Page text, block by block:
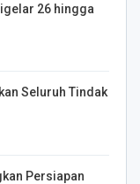
26 hingga
Seluruh Tindak
Persiapan